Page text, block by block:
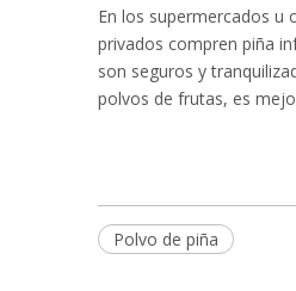
En los supermercados u
privados compren piña
son seguros y
polvos de frutas, es
Polvo de piña